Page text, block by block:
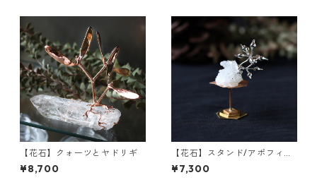
【花石】クォーツとヤドリギ
¥8,700
【花石】スタンド/アポフィラ
イトとユーカリ
¥7,300